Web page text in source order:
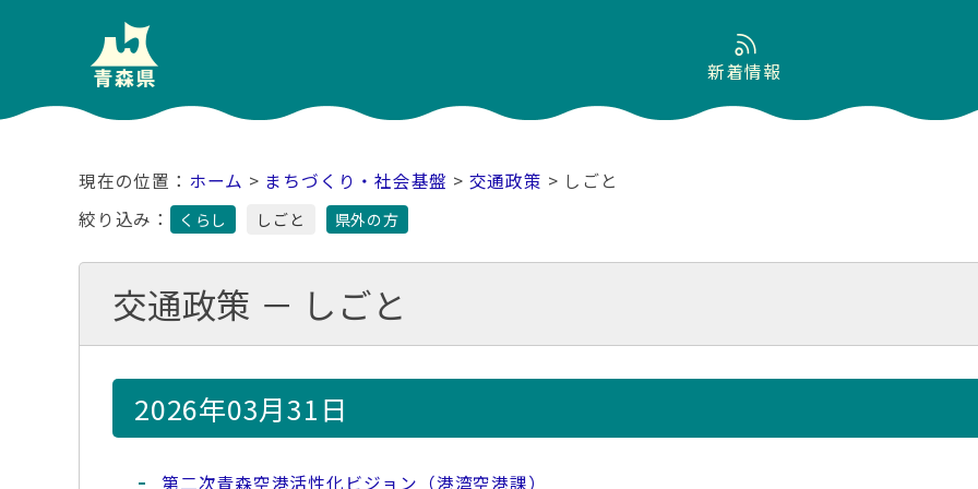
新着情報
ホーム > まちづくり・社会基盤 > 交通政策 > しごと
絞り込み：
くらし しごと 県外の方
交通政策 － しごと
2026年03月31日
第二次青森空港活性化ビジョン（港湾空港課）